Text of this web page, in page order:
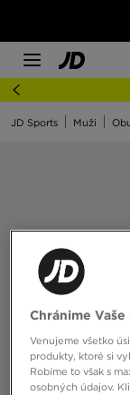
JD Sports Muži
Chránime Vaše
Venujeme všetko
produkty, ktoré si
Robíme to však s
osobných údajov.